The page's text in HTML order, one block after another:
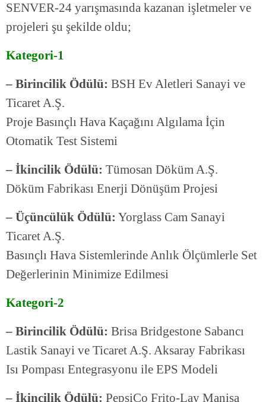
SENVER-24 yarışmasında kazanan işletmeler ve
projeleri şu şekilde oldu;
Kategori-1
– Birincilik Ödülü: BSH Ev Aletleri Sanayi ve
Ticaret A.Ş.
Proje Basınçlı Hava Kaçağını Algılama İçin
Otomatik Test Sistemi
– İkincilik Ödülü: Tümosan Döküm A.Ş.
Döküm Fabrikası Enerji Dönüşüm Projesi
– Üçüncülük Ödülü: Yorglass Cam Sanayi
Ticaret A.Ş.
Basınçlı Hava Sistemlerinde Anlık Ölçümlerle Set
Değerlerinin Minimize Edilmesi
Kategori-2
– Birincilik Ödülü: Brisa Bridgestone Sabancı
Lastik Sanayi ve Ticaret A.Ş. Aksaray Fabrikası
Isı Pompası Entegrasyonu ile EPS Modeli
– İkincilik Ödülü: PepsiCo Frito-Lay Manisa